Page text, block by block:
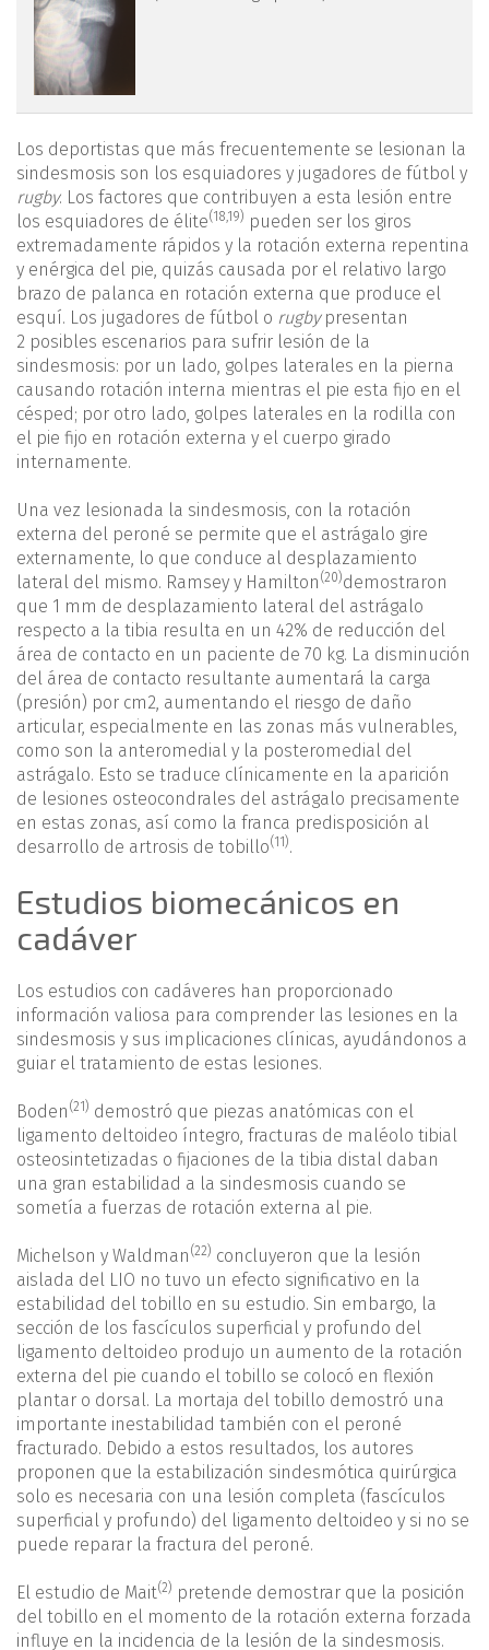
Los deportistas que más frecuentemente se lesionan la
sindesmosis son los esquiadores y jugadores de fútbol y
rugby. Los factores que contribuyen a esta lesión entre
los esquiadores de élite(18,19) pueden ser los giros
extremadamente rápidos y la rotación externa repentina
y enérgica del pie, quizás causada por el relativo largo
brazo de palanca en rotación externa que produce el
esquí. Los jugadores de fútbol o rugbypresentan
2 posibles escenarios para sufrir lesión de la
sindesmosis: por un lado, golpes laterales en la pierna
causando rotación interna mientras el pie esta fijo en el
césped; por otro lado, golpes laterales en la rodilla con
el pie fijo en rotación externa y el cuerpo girado
internamente.
Una vez lesionada la sindesmosis, con la rotación
externa del peroné se permite que el astrágalo gire
externamente, lo que conduce al desplazamiento
lateral del mismo. Ramsey y Hamilton (20)demostraron
que 1 mm de desplazamiento lateral del astrágalo
respecto a la tibia resulta en un 42% de reducción del
área de contacto en un paciente de 70 kg. La disminución
del área de contacto resultante aumentará la carga
(presión) por cm2, aumentando el riesgo de daño
articular, especialmente en las zonas más vulnerables,
como son la anteromedial y la posteromedial del
astrágalo. Esto se traduce clínicamente en la aparición
de lesiones osteocondrales del astrágalo precisamente
en estas zonas, así como la franca predisposición al
desarrollo de artrosis de tobillo(11).
Estudios biomecánicos en
cadáver
Los estudios con cadáveres han proporcionado
información valiosa para comprender las lesiones en la
sindesmosis y sus implicaciones clínicas, ayudándonos a
guiar el tratamiento de estas lesiones.
Boden (21) demostró que piezas anatómicas con el
ligamento deltoideo íntegro, fracturas de maléolo tibial
osteosintetizadas o fijaciones de la tibia distal daban
una gran estabilidad a la sindesmosis cuando se
sometía a fuerzas de rotación externa al pie.
Michelson y Waldman (22) concluyeron que la lesión
aislada del LIO no tuvo un efecto significativo en la
estabilidad del tobillo en su estudio. Sin embargo, la
sección de los fascículos superficial y profundo del
ligamento deltoideo produjo un aumento de la rotación
externa del pie cuando el tobillo se colocó en flexión
plantar o dorsal. La mortaja del tobillo demostró una
importante inestabilidad también con el peroné
fracturado. Debido a estos resultados, los autores
proponen que la estabilización sindesmótica quirúrgica
solo es necesaria con una lesión completa (fascículos
superficial y profundo) del ligamento deltoideo y si no se
puede reparar la fractura del peroné.
El estudio de Mait(2) pretende demostrar que la posición
del tobillo en el momento de la rotación externa forzada
influye en la incidencia de la lesión de la sindesmosis.